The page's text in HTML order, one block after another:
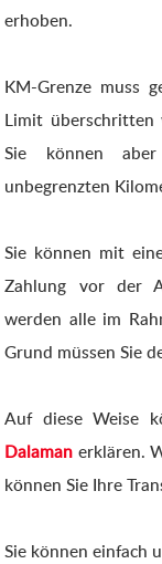
erhoben.
KM-Grenze muss
Limit
Sie können
unbegrenzten
Sie können mit
Zahlung vor der
werden alle im
Grund müssen Sie
Auf diese Weise
Dalaman erklären.
können Sie Ihre
Sie können einfach